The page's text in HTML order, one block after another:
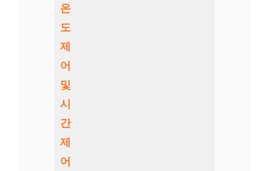
온
도
제
어
및
시
간
제
어